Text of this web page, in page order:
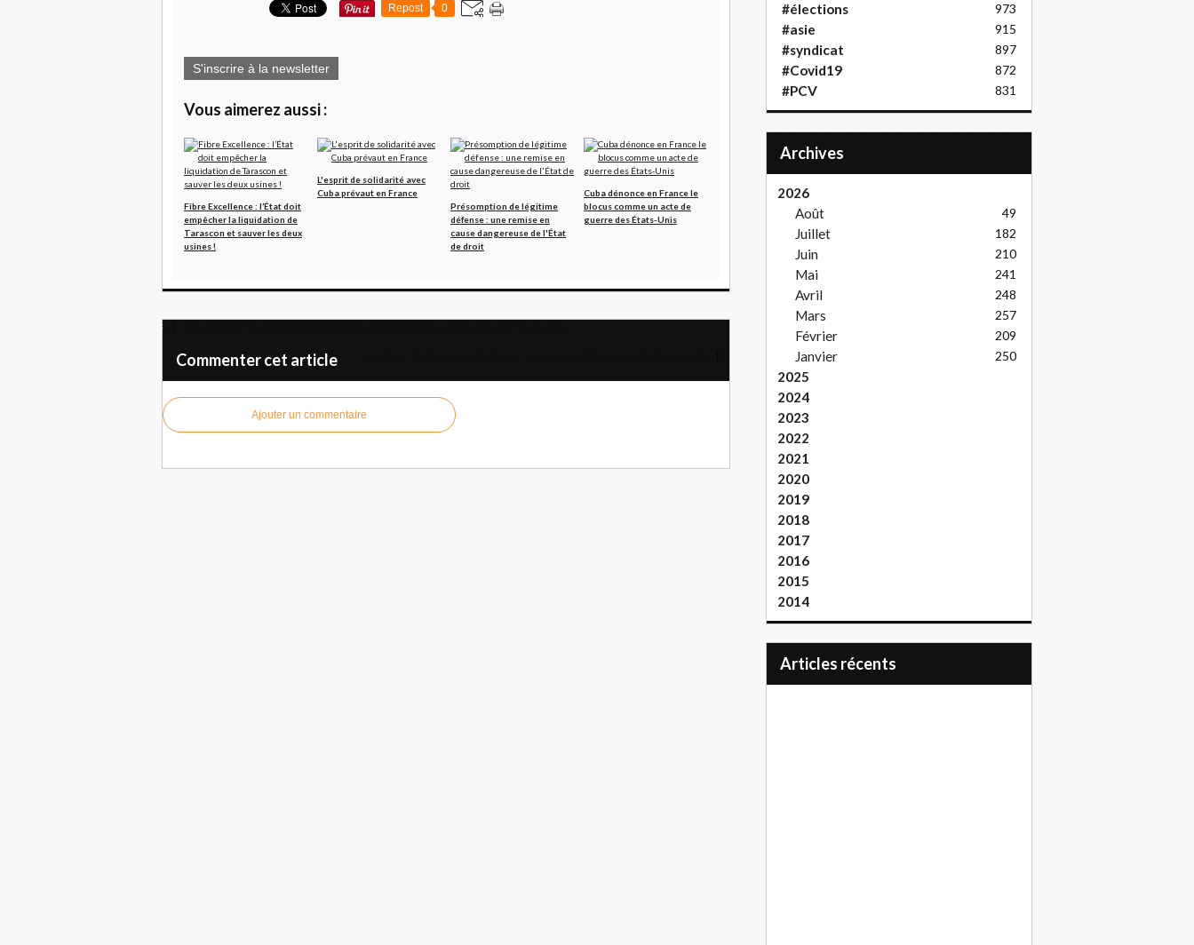
Repost 0
S'inscrire à la newsletter
Vous aimerez aussi :
Fibre Excellence : l’État doit
empêcher la liquidation de
Tarascon et sauver les deux
usines !
L'esprit de solidarité avec
Cuba prévaut en France
Présomption de légitime
défense : une remise en
cause dangereuse de l'État
de droit
Cuba dénonce en France le
blocus comme un acte de
guerre des États-Unis
Commenter cet article
Ajouter un commentaire
#élections 973
#asie 915
#syndicat 897
#Covid19 872
#PCV 831
Archives
2026
Août
49
Juillet 182
Juin 210
Mai 241
Avril 248
Mars 257
Février 209
Janvier 250
2025
2024
2023
2022
2021
2020
2019
2018
2017
2016
2015
2014
articles récents